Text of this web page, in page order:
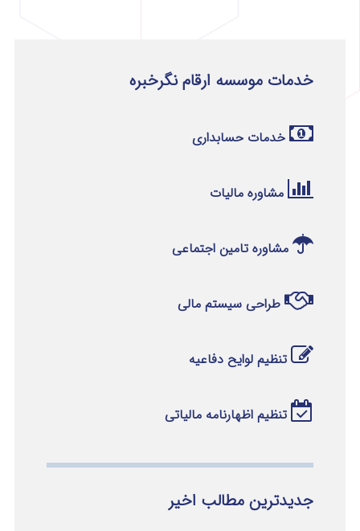
خدمات موسسه ارقام نگرخبره
خدمات حسابداری
مشاوره مالیات
مشاوره تامین اجتماعی
طراحی سیستم مالی
تنظیم لوایح دفاعیه
تنظیم اظهارنامه مالیاتی
جدیدترین مطالب اخیر